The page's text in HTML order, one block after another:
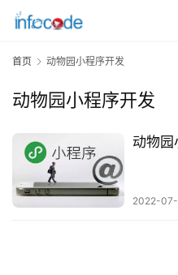
信
开
发
小
序
开
首页 动物园小程序开发
动物园小程序开发
动物园
2022-